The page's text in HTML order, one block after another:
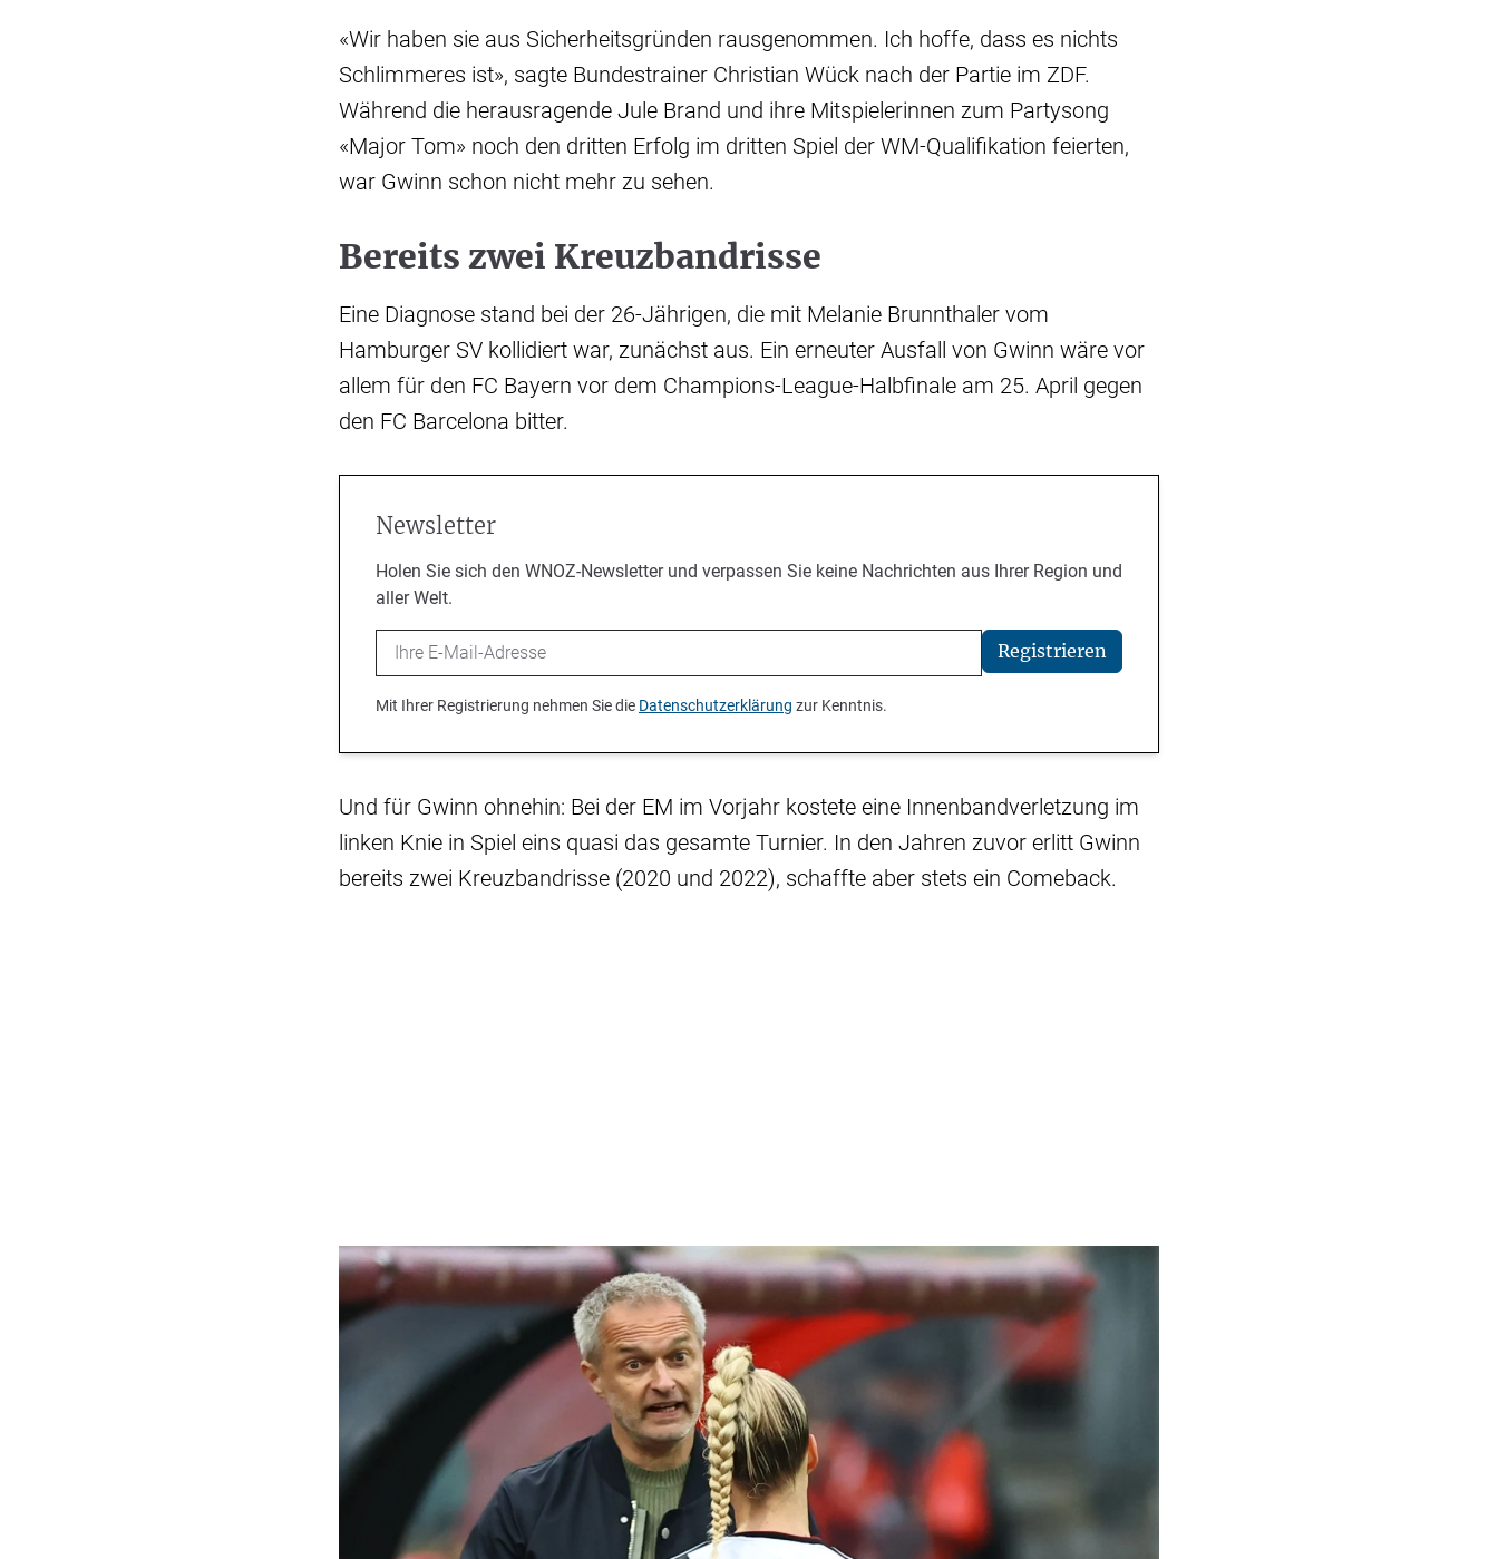
«Wir haben sie aus Sicherheitsgründen rausgenommen. Ich hoffe, dass es nichts
Schlimmeres ist», sagte Bundestrainer Christian Wück nach der Partie im ZDF.
Während die herausragende Jule Brand und ihre Mitspielerinnen zum Partysong
«Major Tom» noch den dritten Erfolg im dritten Spiel der WM-Qualifikation feierten,
war Gwinn schon nicht mehr zu sehen.
Bereits zwei Kreuzbandrisse
Eine Diagnose stand bei der 26-Jährigen, die mit Melanie Brunnthaler vom
Hamburger SV kollidiert war, zunächst aus. Ein erneuter Ausfall von Gwinn wäre vor
allem für den FC Bayern vor dem Champions-League-Halbfinale am 25. April gegen
den FC Barcelona bitter.
Newsletter
Holen Sie sich den WNOZ-Newsletter und verpassen Sie keine Nachrichten aus Ihrer Region und
aller Welt.
Email Registrieren
Mit Ihrer Registrierung nehmen Sie die Datenschutzerklärung zur Kenntnis.
Und für Gwinn ohnehin: Bei der EM im Vorjahr kostete eine Innenbandverletzung im
linken Knie in Spiel eins quasi das gesamte Turnier. In den Jahren zuvor erlitt Gwinn
bereits zwei Kreuzbandrisse (2020 und 2022), schaffte aber stets ein Comeback.